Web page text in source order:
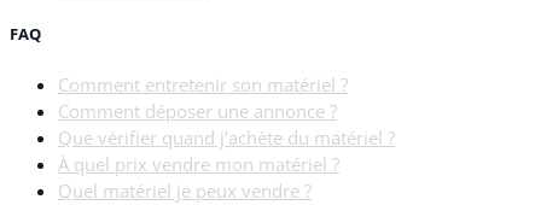
FAQ
Comment entretenir son matériel ?
Comment déposer une annonce ?
Que vérifier quand j’achète du matériel ?
À quel prix vendre mon matériel ?
Quel matériel je peux vendre ?